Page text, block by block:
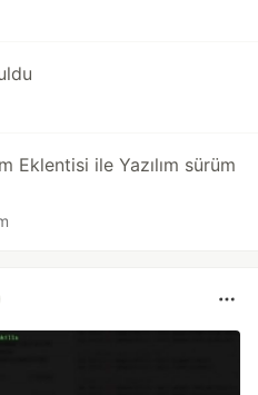
Eklentisi ile Yazılım sürüm